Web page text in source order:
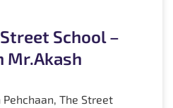
School –
Mr.Akash
The Street